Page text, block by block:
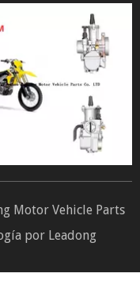
Motor Vehicle Parts
por Leadong